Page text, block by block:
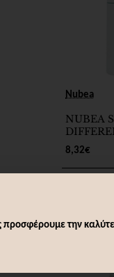
την
Nubea
NUBEA
8,32€